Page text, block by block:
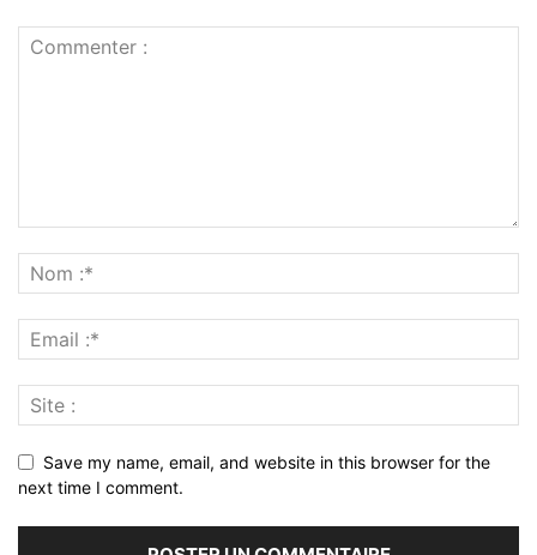
Save my name, email, and website in this browser for the
next time I comment.